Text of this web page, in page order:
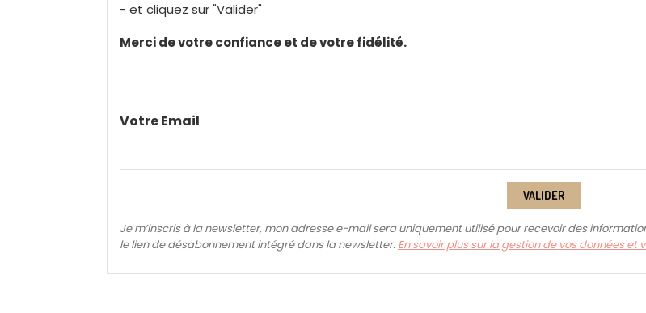
- et cliquez sur "Valider"
Merci de votre confiance et de votre fidélité.
Votre Email
VALIDER
Je m’inscris à la newsletter, mon adresse e-mail sera uniquement utilisé pour recevoir des
le lien de désabonnement intégré dans la newsletter. En savoir plus sur la gestion de vos données et